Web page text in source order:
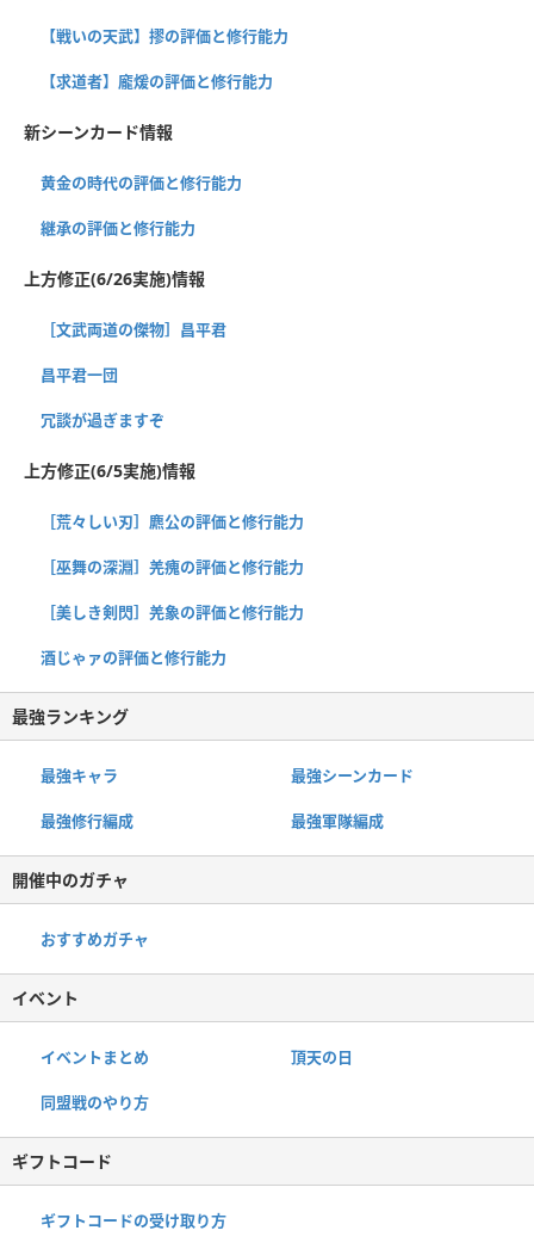
【戦いの天武】摎の評価と修行能力
【求道者】龐煖の評価と修行能力
新シーンカード情報
黄金の時代の評価と修行能力
継承の評価と修行能力
上方修正(6/26実施)情報
［文武両道の傑物］昌平君
昌平君一団
冗談が過ぎますぞ
上方修正(6/5実施)情報
［荒々しい刃］麃公の評価と修行能力
［巫舞の深淵］羌瘣の評価と修行能力
［美しき剣閃］羌象の評価と修行能力
酒じゃァの評価と修行能力
最強ランキング
最強キャラ 最強シーンカード
最強修行編成 最強軍隊編成
開催中のガチャ
おすすめガチャ
イベント
イベントまとめ 頂天の日
同盟戦のやり方
ギフトコード
ギフトコードの受け取り方